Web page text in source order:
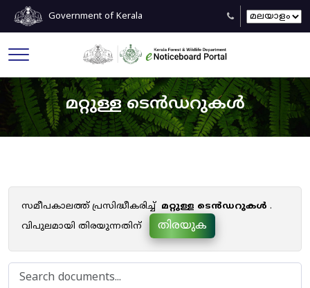
Government of Kerala
മറ്റുള്ള ടെൻഡറുകൾ
സമീപകാലത്ത് പ്രസിദ്ധീകരിച്ച് മറ്റുള്ള ടെൻഡറുകൾ .
വിപുലമായി തിരയുന്നതിന്
തിരയുക